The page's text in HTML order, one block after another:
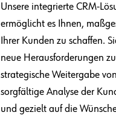
Unsere integrierte CRM-
ermöglicht es Ihnen,
Ihrer Kunden zu schaffen.
neue Herausforderungen
strategische Weitergabe
sorgfältige Analyse der
und gezielt auf die